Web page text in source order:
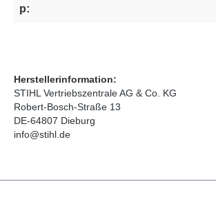
p:
Herstellerinformation:
STIHL Vertriebszentrale AG & Co. KG
Robert-Bosch-Straße 13
DE-64807 Dieburg
info@stihl.de